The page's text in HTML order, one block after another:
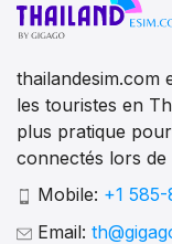
les touristes en
plus pratique
connectés lors
Mobile: +1
Email: